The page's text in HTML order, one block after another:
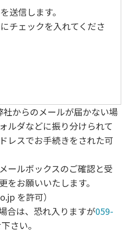
送信します。
チェックを入れてくださ
からのメールが届かない場
ルダなどに振り分けられて
レスでお手続きをされた可
ールボックスのご確認と受
をお願いいたします。
を許可）
合は、恐れ入りますが059-
さい。